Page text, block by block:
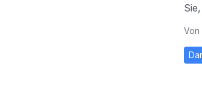
Von